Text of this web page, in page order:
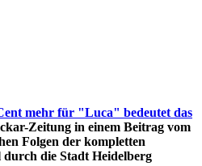
mehr für "Luca" bedeutet das
Zeitung in einem Beitrag vom
Folgen der kompletten
durch die Stadt Heidelberg